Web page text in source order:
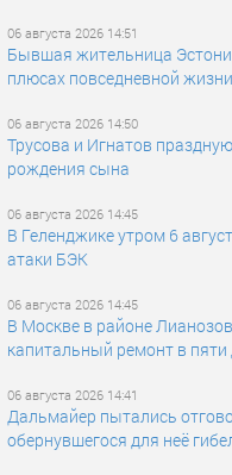
06 августа 2026 14:51
Бывшая жительница
плюсах повседневной
06 августа 2026 14:50
Трусова и Игнатов
рождения сына
06 августа 2026 14:45
В Геленджике утром 6
атаки БЭК
06 августа 2026 14:45
В Москве в районе
капитальный ремонт в
06 августа 2026 14:41
Дальмайер пытались
обернувшегося для неё